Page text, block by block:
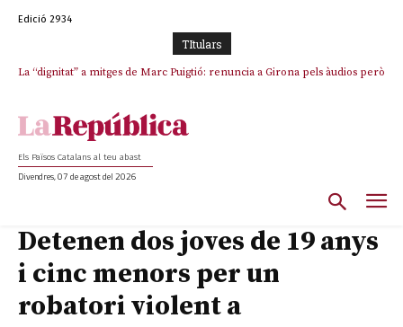
Edició 2934
TItulars
La “dignitat” a mitges de Marc Puigtió: renuncia a Girona pels àudios però
Els Països Catalans al teu abast
Divendres, 07 de agost del 2026
Detenen dos joves de 19 anys
i cinc menors per un
robatori violent a